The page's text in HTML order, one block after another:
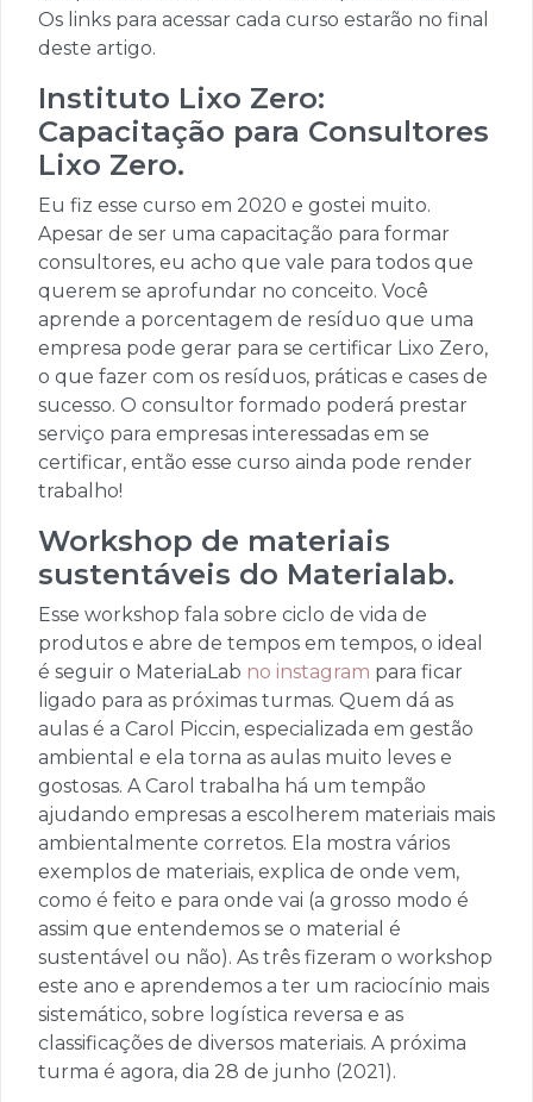
Os links para acessar cada curso estarão no final
deste artigo.
Instituto Lixo Zero:
Capacitação para Consultores
Lixo Zero.
Eu fiz esse curso em 2020 e gostei muito.
Apesar de ser uma capacitação para formar
consultores, eu acho que vale para todos que
querem se aprofundar no conceito. Você
aprende a porcentagem de resíduo que uma
empresa pode gerar para se certificar Lixo Zero,
o que fazer com os resíduos, práticas e cases de
sucesso. O consultor formado poderá prestar
serviço para empresas interessadas em se
certificar, então esse curso ainda pode render
trabalho!
Workshop de materiais
sustentáveis do Materialab.
Esse workshop fala sobre ciclo de vida de
produtos e abre de tempos em tempos, o ideal
é seguir o MateriaLab no instagram para ficar
ligado para as próximas turmas. Quem dá as
aulas é a Carol Piccin, especializada em gestão
ambiental e ela torna as aulas muito leves e
gostosas. A Carol trabalha há um tempão
ajudando empresas a escolherem materiais mais
ambientalmente corretos. Ela mostra vários
exemplos de materiais, explica de onde vem,
como é feito e para onde vai (a grosso modo é
assim que entendemos se o material é
sustentável ou não). As três fizeram o workshop
este ano e aprendemos a ter um raciocínio mais
sistemático, sobre logística reversa e as
classificações de diversos materiais. A próxima
turma é agora, dia 28 de junho (2021).